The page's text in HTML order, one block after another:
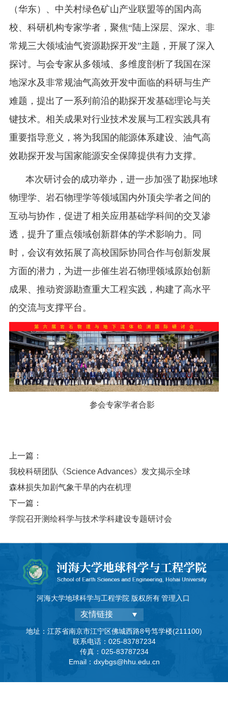
（华东）、中关村绿色矿山产业联盟等的国内高
校、科研机构专家学者，聚焦“陆上深层、深水、非
常规三大领域油气资源勘探开发”主题，开展了深入
探讨。与会专家从多领域、多维度剖析了我国在深
地深水及非常规油气高效开发中面临的科研与生产
难题，提出了一系列前沿的勘探开发基础理论与关
键技术。相关成果对行业技术发展与工程实践具有
重要指导意义，将为我国的能源体系建设、油气高
效勘探开发与国家能源安全保障提供有力支撑。
本次研讨会的成功举办，进一步加强了勘探地球
物理学、岩石物理学等领域国内外顶尖学者之间的
互动与协作，促进了相关应用基础学科间的交叉渗
透，提升了重点领域创新群体的学术影响力。同
时，会议有效拓展了高校国际协同合作与创新发展
方面的潜力，为进一步催生岩石物理领域原始创新
成果、推动资源勘查重大工程实践，构建了高水平
的交流与支撑平台。
参会专家学者合影
上一篇：
我校科研团队《Science Advances》发文揭示全球
森林损失加剧气象干旱的内在机理
下一篇：
学院召开测绘科学与技术学科建设专题研讨会
河海大学地球科学与工程学院 版权所有管理入口
友情链接
地址：江苏省南京市江宁区佛城西路8号笃学楼(211100)
联系电话：025-83787234
传真：025-83787234
Email：dxybgs@hhu.edu.cn